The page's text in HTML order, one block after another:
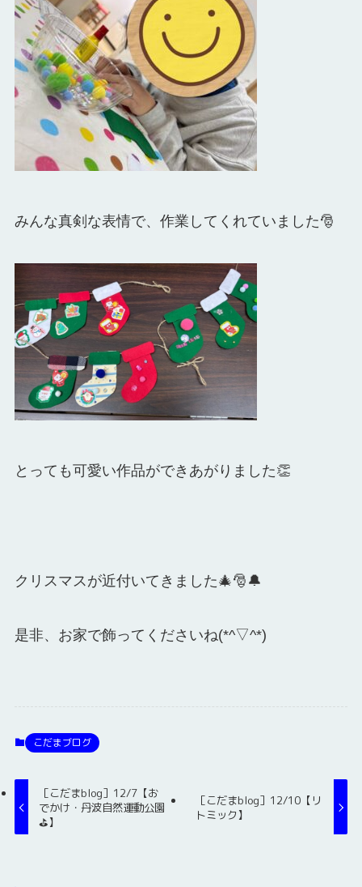
みんな真剣な表情で、作業してくれていました🎅
とっても可愛い作品ができあがりました👏
クリスマスが近付いてきました🎄🎅🔔
是非、お家で飾ってくださいね(*^▽^*)
こだまブログ
［こだまblog］12/7【お
でかけ・丹波自然運動公園
⛳】
［こだまblog］12/10【リ
トミック】